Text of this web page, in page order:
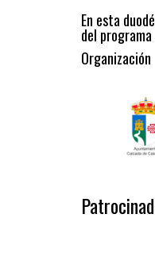
En esta
del programa
Organización